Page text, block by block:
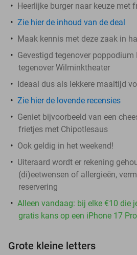
Heerlijke burger naar keuze met
Zie hier de inhoud van de deal
Maak kennis met deze zaak in
Gevestigd tegenover
tegenover Wilminktheater
Ideaal dus als lekkere maaltijd
Zie hier de lovende recensies
Geniet bijvoorbeeld van een
frietjes met Chipotlesaus
Ook geldig in het weekend!
Uiteraard wordt er rekening
(di)eetwensen of allergieën,
reservering
Alleen vandaag: bij elke €10 die
gratis kans op een iPhone 17
Grote kleine letters